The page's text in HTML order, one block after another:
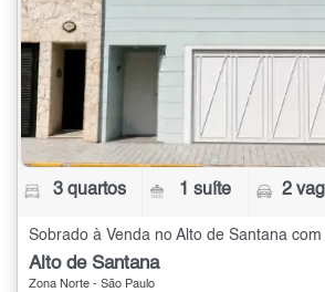
3 quartos 1 suíte 2
Sobrado à Venda no Alto de Santana
Alto de Santana
Zona Norte - São Paulo